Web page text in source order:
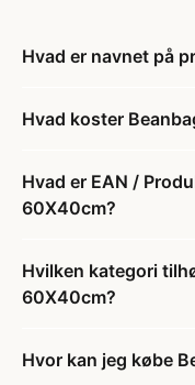
Hvad er navnet på
Hvad koster
Hvad er EAN /
60X40cm?
Hvilken kategori
60X40cm?
Hvor kan jeg købe